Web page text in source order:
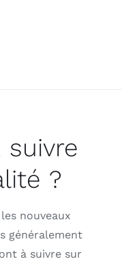
suivre
?
nouveaux
généralement
à suivre sur